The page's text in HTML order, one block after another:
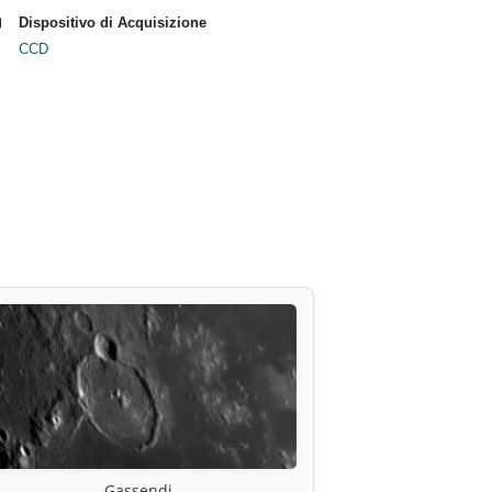
Dispositivo di Acquisizione
CCD